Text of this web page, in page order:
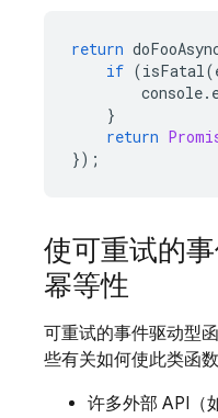
return
if (isFatal(
console.
}
return
});
使可重试的
幂等性
可重试的事件驱动型
些有关如何使此类函
许多外部 API（